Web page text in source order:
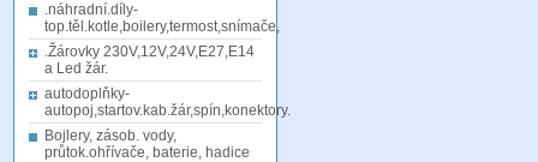
.náhradní.díly-
top.těl.kotle,boilery,termost,snímače,
.Žárovky 230V,12V,24V,E27,E14
a Led žár.
autodoplňky-
autopoj,startov.kab.žár,spín,konektory.
Bojlery, zásob. vody,
průtok.ohřívače, baterie, hadice